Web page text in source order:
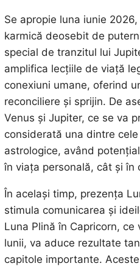
Se apropie luna iunie
karmică deosebit de
special de tranzitul lui
amplifica lecțiile de viață
conexiuni umane, oferind
reconciliere și sprijin. De
Venus și Jupiter, ce se va
considerată una dintre
astrologice, având
în viața personală, cât și în
În același timp, prezența
stimula comunicarea și
Luna Plină în Capricorn,
lunii, va aduce rezultate
capitole importante.